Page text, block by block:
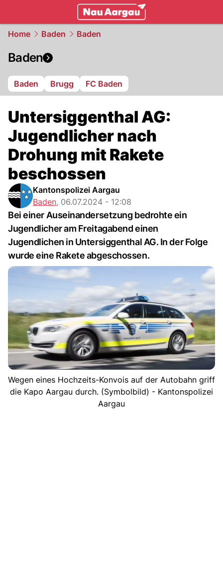
Home Baden Baden
Baden
Baden Brugg FC Baden
Untersiggenthal AG:
Jugendlicher nach
Drohung mit Rakete
beschossen
Kantonspolizei Aargau
Baden, 06.07.2024 - 12:08
Bei einer Auseinandersetzung bedrohte ein
Jugendlicher am Freitagabend einen
Jugendlichen in Untersiggenthal AG. In der Folge
wurde eine Rakete abgeschossen.
Wegen eines Hochzeits-Konvois auf der Autobahn griff
die Kapo Aargau durch. (Symbolbild) - Kantonspolizei
Aargau